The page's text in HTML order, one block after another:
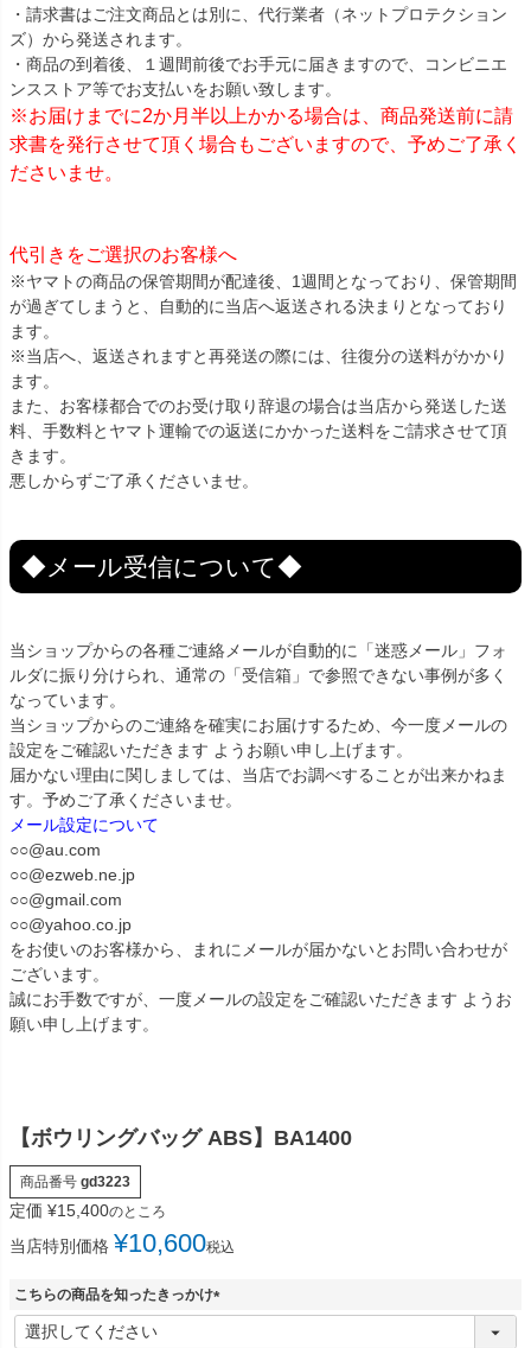
・請求書はご注文商品とは別に、代行業者（ネットプロテクション
ズ）から発送されます。
・商品の到着後、１週間前後でお手元に届きますので、コンビニエ
ンスストア等でお支払いをお願い致します。
※お届けまでに2か月半以上かかる場合は、商品発送前に請
求書を発行させて頂く場合もございますので、予めご了承く
ださいませ。
代引きをご選択のお客様へ
※ヤマトの商品の保管期間が配達後、1週間となっており、保管期間
が過ぎてしまうと、自動的に当店へ返送される決まりとなっており
ます。
※当店へ、返送されますと再発送の際には、往復分の送料がかかり
ます。
また、お客様都合でのお受け取り辞退の場合は当店から発送した送
料、手数料とヤマト運輸での返送にかかった送料をご請求させて頂
きます。
悪しからずご了承くださいませ。
◆メール受信について◆
当ショップからの各種ご連絡メールが自動的に「迷惑メール」フォ
ルダに振り分けられ、通常の「受信箱」で参照できない事例が多く
なっています。
当ショップからのご連絡を確実にお届けするため、今一度メールの
設定をご確認いただきます ようお願い申し上げます。
届かない理由に関しましては、当店でお調べすることが出来かねま
す。予めご了承くださいませ。
メール設定について
○○@au.com
○○@ezweb.ne.jp
○○@gmail.com
○○@yahoo.co.jp
をお使いのお客様から、まれにメールが届かないとお問い合わせが
ございます。
誠にお手数ですが、一度メールの設定をご確認いただきます ようお
願い申し上げます。
【ボウリングバッグ ABS】BA1400
商品番号 gd3223
定価 ¥15,400のところ
当店特別価格 ¥10,600税込
こちらの商品を知ったきっかけ
(